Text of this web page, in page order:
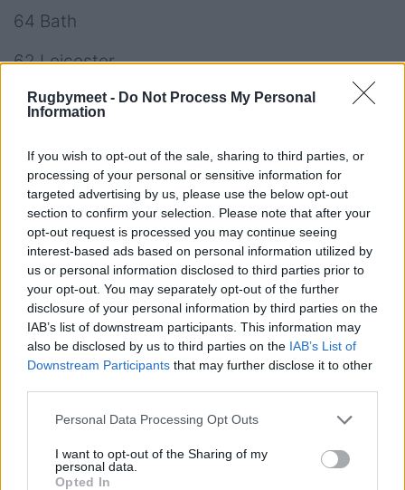
Rugbymeet - Do Not Process My Personal
Information
If you wish to opt-out of the sale, sharing to third parties, or
processing of your personal or sensitive information for
targeted advertising by us, please use the below opt-out
section to confirm your selection. Please note that after your
opt-out request is processed you may continue seeing
interest-based ads based on personal information utilized by
us or personal information disclosed to third parties prior to
your opt-out. You may separately opt-out of the further
disclosure of your personal information by third parties on the
IAB’s list of downstream participants. This information may
also be disclosed by us to third parties on the IAB’s List of
Downstream Participants that may further disclose it to other
Personal Data Processing Opt Outs
I want to opt-out of the Sharing of my
personal data.
Opted In
64 Bath
62 Leicester
60 Exeter
54 Bristol
31 Sale
27 Gloucester
26 Harlequins
12 Newcastle